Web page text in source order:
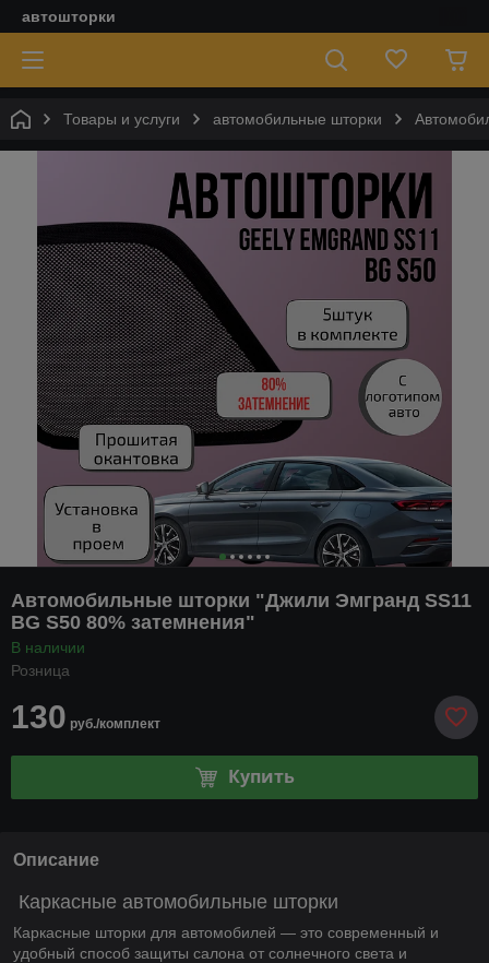
автошторки
Товары и услуги автомобильные шторки
Автомобильные шторки "Джили Эмгранд SS11
BG S50 80% затемнения"
В наличии
Розница
130 руб./комплект
Купить
Описание
Каркасные автомобильные шторки
Каркасные шторки для автомобилей — это современный и
удобный способ защиты салона от солнечного света и